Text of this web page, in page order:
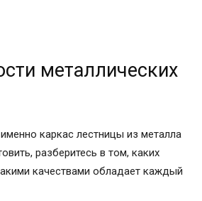
металлических
каркас лестницы из металла
разберитесь в том, каких
качествами обладает каждый